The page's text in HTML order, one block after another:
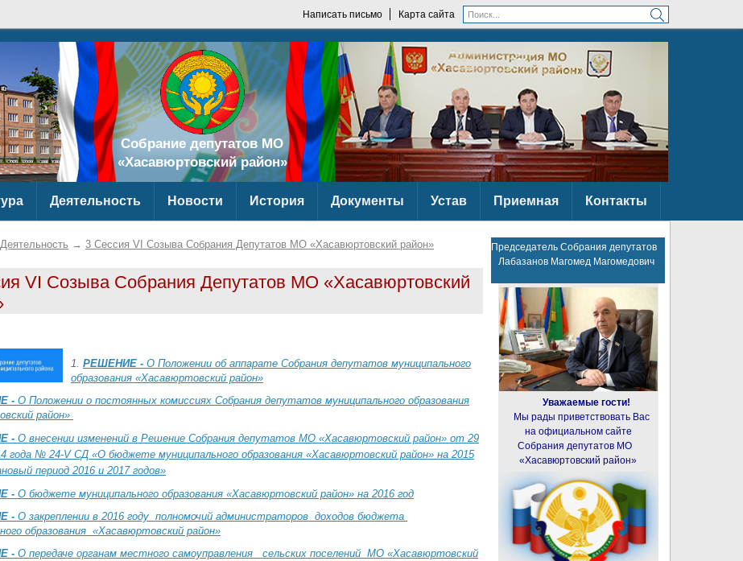
Написать письмо Карта сайта
Собрание депутатов МО
«Хасавюртовский район»
Деятельность Новости История Документы Устав Приемная Контакты
Деятельность → 3 Сессия VI Созыва Собрания Депутатов МО «Хасавюртовский район»
VI Созыва Собрания Депутатов МО «Хасавюртовский
1. РЕШЕНИЕ - О Положении об аппарате Собрания депутатов муниципального
образования «Хасавюртовский район»
- О Положении о постоянных комиссиях Собрания депутатов муниципального образования
район»
- О внесении изменений в Решение Собрания депутатов МО «Хасавюртовский район» от 29
года № 24-V СД «О бюджете муниципального образования «Хасавюртовский район» на 2015
период 2016 и 2017 годов»
- О бюджете муниципального образования «Хасавюртовский район» на 2016 год
- О закреплении в 2016 году полномочий администраторов доходов бюджета
образования «Хасавюртовский район»
- О передаче органам местного самоуправления сельских поселений МО «Хасавюртовский
Председатель Собрания депутатов
Лабазанов Магомед Магомедович
Уважаемые гости!
Мы рады приветствовать Вас
на официальном сайте
Собрания депутатов МО
«Хасавюртовский район»